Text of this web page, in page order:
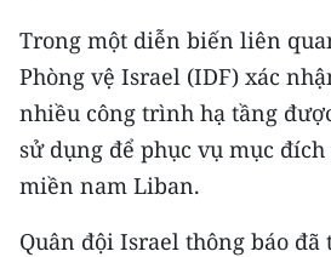
CHƯƠNG TRÌNH OCOP - MỖI XÃ
MỘT SẢN PHẨM
RADIO
MEDIA CENTER
Trong một diễn biến liên
Phòng vệ Israel (IDF) xác
nhiều công trình hạ tầng
sử dụng để phục vụ mục
miền nam Liban.
Quân đội Israel thông báo đã